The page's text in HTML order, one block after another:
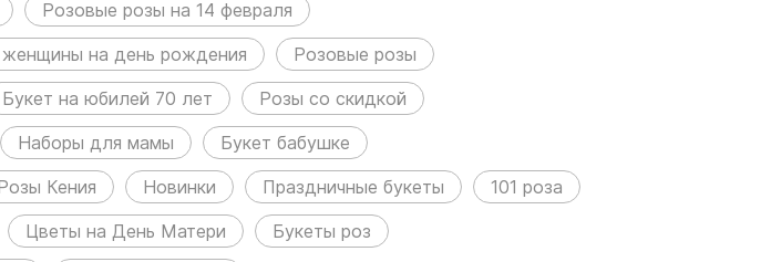
Розовые розы на 14 февраля
на день рождения
Розовые розы
Букет на юбилей 70 лет
Розы со скидкой
Наборы для мамы
Букет бабушке
Кения Новинки Праздничные букеты
101 роза
Цветы на День Матери
Букеты роз